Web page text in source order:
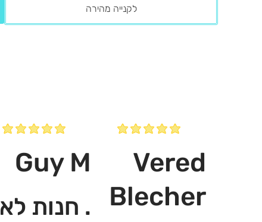
לקנייה מהירה
Guy M
. חנות לא
Vered
Blecher